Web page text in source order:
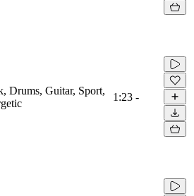
Drums, Guitar, Sport,
1:23 -